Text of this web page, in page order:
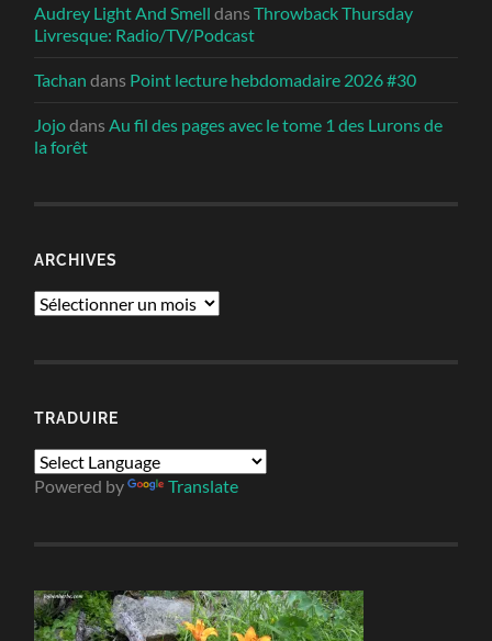
Audrey Light And Smell dansThrowback Thursday
Livresque: Radio/TV/Podcast
Tachan dans Point lecture hebdomadaire 2026 #30
JojodansAu fil des pages avec le tome 1 des Lurons de
la forêt
ARCHIVES
Archives
TRADUIRE
Powered by Translate